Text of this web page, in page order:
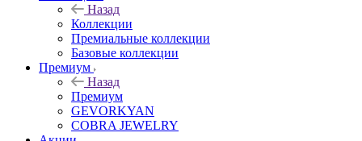
Назад
Коллекции
Премиальные коллекции
Базовые коллекции
Премиум
Назад
Премиум
GEVORKYAN
COBRA JEWELRY